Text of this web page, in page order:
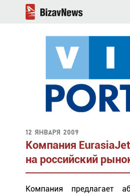
12 января 2009
Компания
на российский
Компания предлагает